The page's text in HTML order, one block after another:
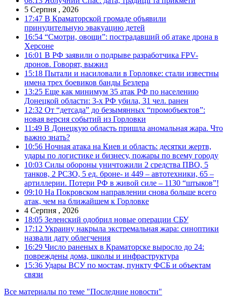
5 Серпня , 2026
17:47 В Краматорской громаде объявили
принудительную эвакуацию детей
16:54 “Смотри, овощи”: пострадавший об атаке дрона в
Херсоне
16:01 В РФ заявили о подрыве разработчика FPV-
дронов. Говорят, выжил
15:18 Пытали и насиловали в Горловке: стали известны
имена трех боевиков банды Безлера
13:25 Еще как минимум 35 атак РФ по населению
Донецкой области: 3-х РФ убила, 31 чел. ранен
12:32 От “детсада” до безымянных “промобъектов”:
новая версия событий из Горловки
11:49 В Донецкую область пришла аномальная жара. Что
важно знать?
10:56 Ночная атака на Киев и область: десятки жертв,
удары по логистике и бизнесу, пожары по всему городу
10:03 Силы обороны уничтожили 2 средства ПВО, 5
танков, 2 РСЗО, 5 ед. броне- и 449 – автотехники, 65 –
артиллерии. Потери РФ в живой силе – 1130 “штыков”!
09:10 На Покровском направлении снова больше всего
атак, чем на ближайшем к Горловке
4 Серпня , 2026
18:05 Зеленский одобрил новые операции СБУ
17:12 Украину накрыла экстремальная жара: синоптики
назвали дату облегчения
16:29 Число раненых в Краматорске выросло до 24:
повреждены дома, школы и инфраструктура
15:36 Удары ВСУ по мостам, пункту ФСБ и объектам
связи
Все материалы по теме "Последние новости"